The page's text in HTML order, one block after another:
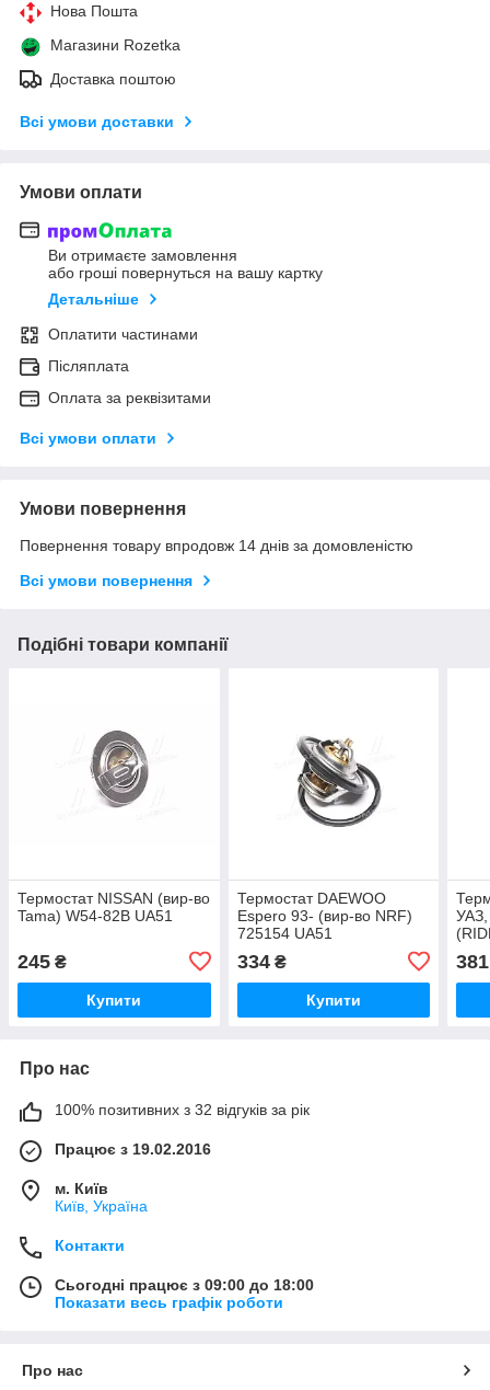
Нова Пошта
Магазини Rozetka
Доставка поштою
Всі умови доставки
Умови оплати
Ви отримаєте замовлення
або гроші повернуться на вашу картку
Детальніше
Оплатити частинами
Післяплата
Оплата за реквізитами
Всі умови оплати
Умови повернення
Повернення товару впродовж 14 днів за домовленістю
Всі умови повернення
Подібні товари компанії
Термостат NISSAN (вир-во
Tama) W54-82B UA51
245 ₴
Купити
Термостат DAEWOO
Espero 93- (вир-во NRF)
725154 UA51
334₴
Купити
381
Про нас
100% позитивних з 32 відгуків за рік
Працює з 19.02.2016
м. Київ
Київ, Україна
Контакти
Сьогодні працює з 09:00 до 18:00
Показати весь графік роботи
Про нас